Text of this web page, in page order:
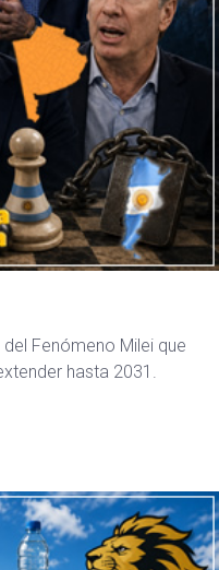
Fenómeno Milei que
hasta 2031.